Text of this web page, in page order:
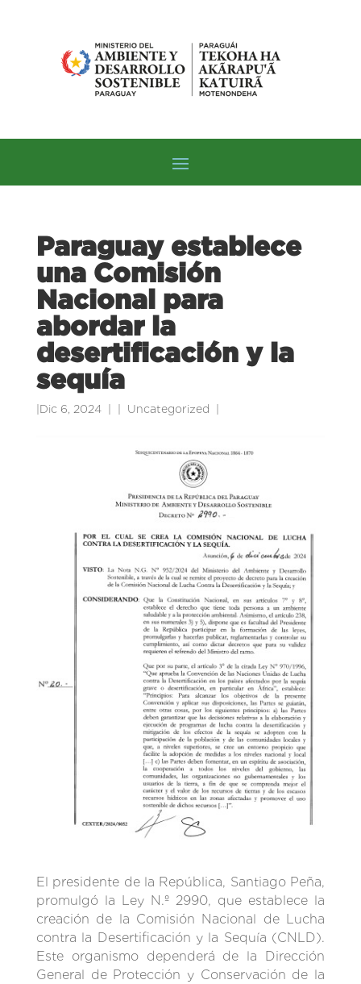
Paraguay establece
una Comisión
Nacional para
abordar la
desertificación y la
sequía
Dic 6, 2024 Uncategorized
El presidente de la República, Santiago Peña,
promulgó la Ley N.º 2990, que establece la
creación de la Comisión Nacional de Lucha
contra la Desertificación y la Sequía (CNLD).
Este organismo dependerá de la Dirección
General de Protección y Conservación de la